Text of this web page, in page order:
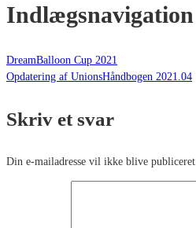
Indlægsnavigation
DreamBalloon Cup 2021
Opdatering af UnionsHåndbogen 2021.04
Skriv et svar
Din e-mailadresse vil ikke blive publiceret.